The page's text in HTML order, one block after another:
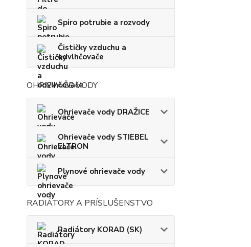
Spiro potrubie a rozvody
Čističky vzduchu a
odvlhčovače
OHRIEVAČE VODY
Ohrievače vody DRAŽICE
Ohrievače vody STIEBEL
ELTRON
Plynové ohrievače vody
RADIÁTORY A PRÍSLUŠENSTVO
Radiátory KORAD (SK)